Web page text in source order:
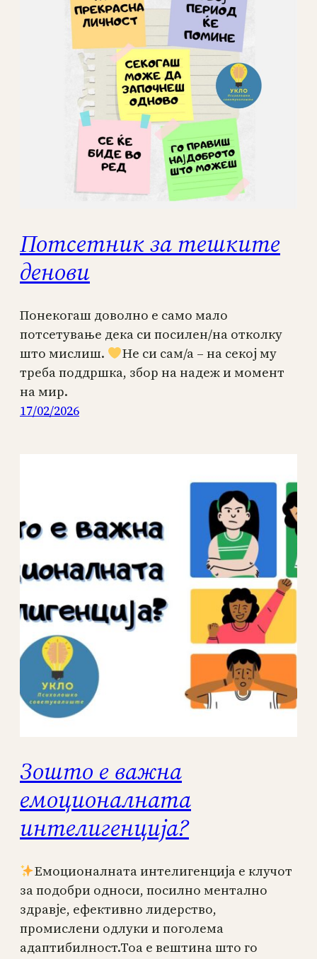
Потсетник за тешките
денови
Понекогаш доволно е само мало
потсетување дека си посилен/на отколку
што мислиш.
Не си сам/а – на секој му
треба поддршка, збор на надеж и момент
на мир.
17/02/2026
Зошто е важна
емоционалната
интелигенција?
Емоционалната интелигенција е клучот
за подобри односи, посилно ментално
здравје, ефективно лидерство,
промислени одлуки и поголема
адаптибилност.Тоа е вештина што го